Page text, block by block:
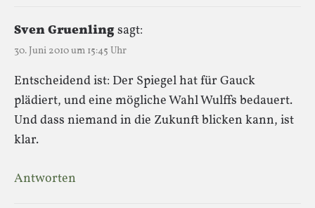
Sven Gruenlingsagt:
30. Juni 2010 um 15:45 Uhr
Entscheidend ist: Der Spiegel hat für Gauck
plädiert, und eine mögliche Wahl Wulffs bedauert.
Und dass niemand in die Zukunft blicken kann, ist
klar.
Antworten